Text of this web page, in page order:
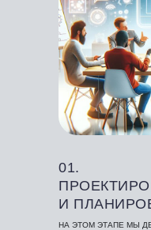
НА ЭТОМ ЭТАПЕ МЫ
01.
И